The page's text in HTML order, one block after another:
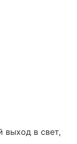
выход в свет,